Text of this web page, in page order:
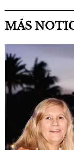
MÁS